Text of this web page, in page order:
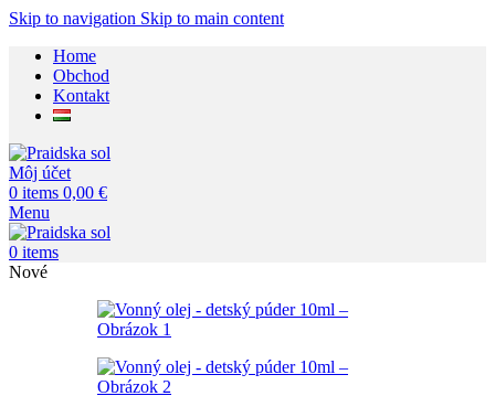
Skip to navigation Skip to main content
Home
Obchod
Kontakt
Môj účet
0 items 0,00 €
Menu
0 items
Nové